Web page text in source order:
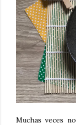
Muchas veces